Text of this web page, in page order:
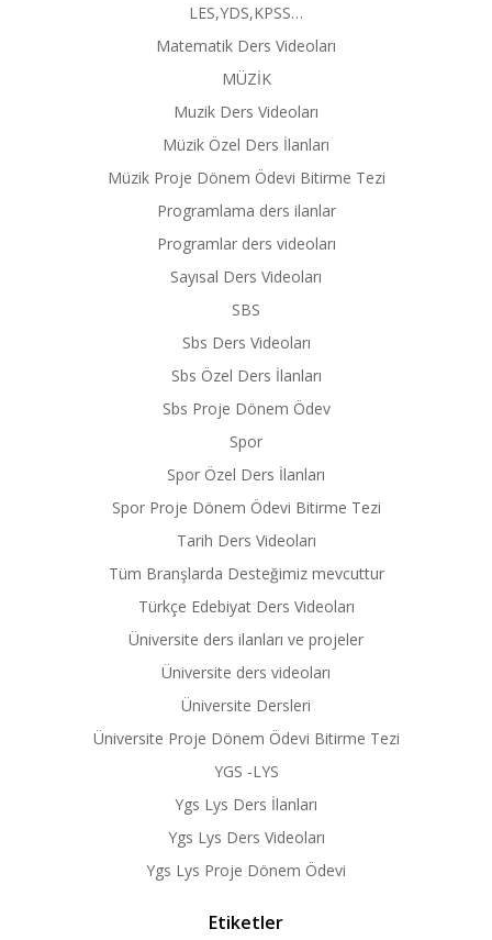
LES,YDS,KPSS…
Matematik Ders Videoları
MÜZİK
Muzik Ders Videoları
Müzik Özel Ders İlanları
Müzik Proje Dönem Ödevi Bitirme Tezi
Programlama ders ilanlar
Programlar ders videoları
Sayısal Ders Videoları
SBS
Sbs Ders Videoları
Sbs Özel Ders İlanları
Sbs Proje Dönem Ödev
Spor
Spor Özel Ders İlanları
Spor Proje Dönem Ödevi Bitirme Tezi
Tarih Ders Videoları
Tüm Branşlarda Desteğimiz mevcuttur
Türkçe Edebiyat Ders Videoları
Üniversite ders ilanları ve projeler
Üniversite ders videoları
Üniversite Dersleri
Üniversite Proje Dönem Ödevi Bitirme Tezi
YGS -LYS
Ygs Lys Ders İlanları
Ygs Lys Ders Videoları
Ygs Lys Proje Dönem Ödevi
Etiketler